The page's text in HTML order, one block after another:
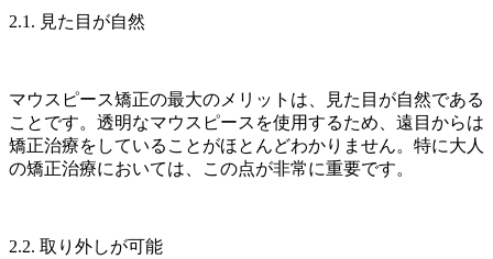
2.1. 見た目が自然
マウスピース矯正の最大のメリットは、見た目が自然である
ことです。透明なマウスピースを使用するため、遠目からは
矯正治療をしていることがほとんどわかりません。特に大人
の矯正治療においては、この点が非常に重要です。
2.2. 取り外しが可能